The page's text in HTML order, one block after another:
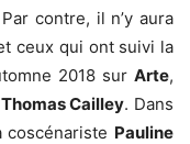
contre, il n’y aura
ceux qui ont suivi la
2018 sur Arte,
Thomas Cailley. Dans
Pauline